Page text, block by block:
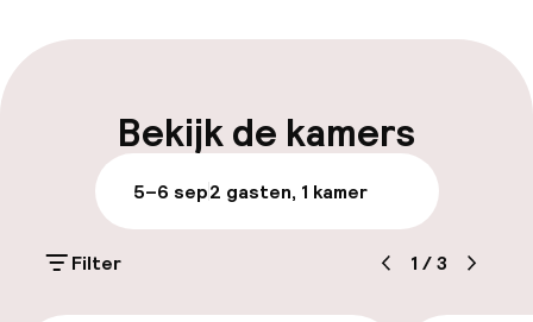
Meertalige medewerkers
Parkeren & mobiliteit
Parkeergelegenheid op eigen terrein
(buiten)
Bekijk de kamers
5–6 sep2 gasten, 1 kamer
Filter 1 /3